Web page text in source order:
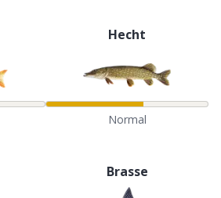
Hecht
Normal
Brasse